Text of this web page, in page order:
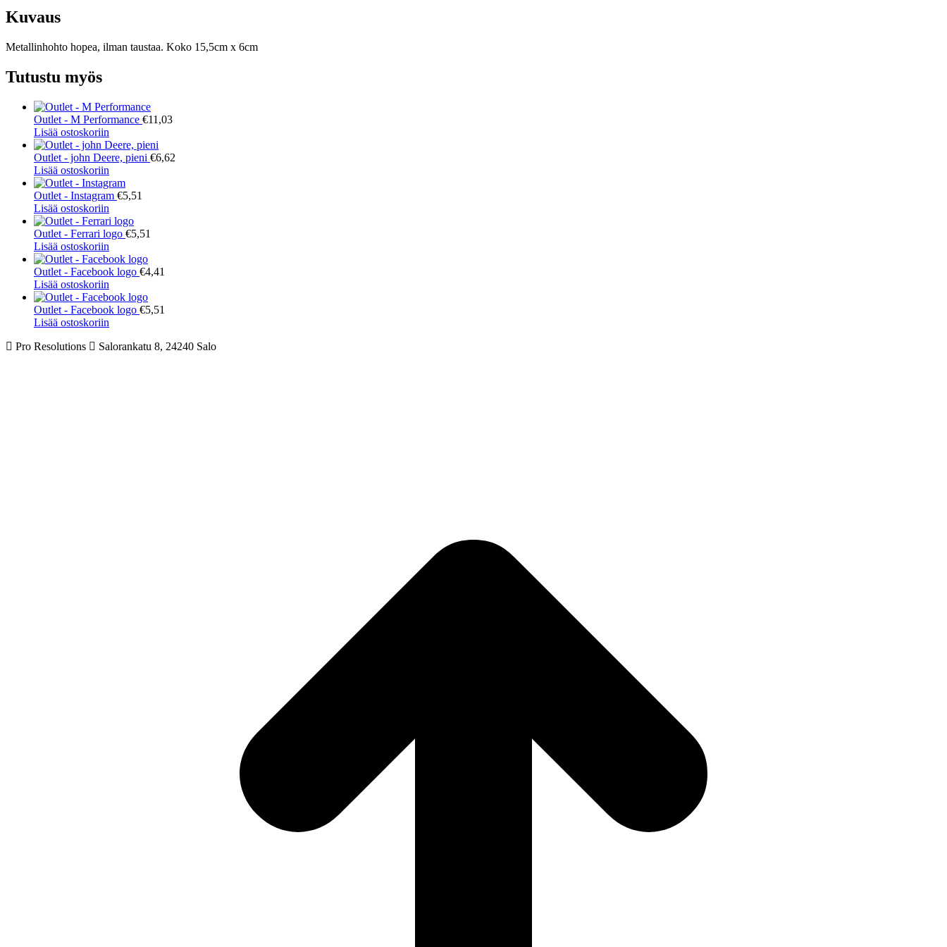
Kuvaus
Metallinhohto hopea, ilman taustaa. Koko 15,5cm x 6cm
Tutustu myös
Outlet - M Performance €11,03
Lisää ostoskoriin
Outlet - john Deere, pieni €6,62
Lisää ostoskoriin
Outlet - Instagram €5,51
Lisää ostoskoriin
Outlet - Ferrari logo €5,51
Lisää ostoskoriin
Outlet - Facebook logo €4,41
Lisää ostoskoriin
Outlet - Facebook logo €5,51
Lisää ostoskoriin
Pro Resolutions
Salorankatu 8, 24240 Salo